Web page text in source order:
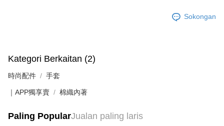
Sokongan
Kategori Berkaitan (2)
時尚配件 手套
｜APP獨享賣 棉織內著
Paling PopularJualan paling laris